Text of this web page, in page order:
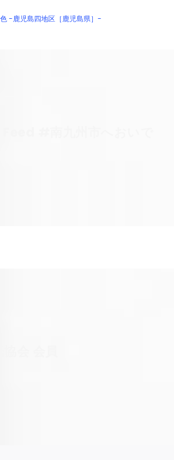
#南九州市へおいで
会 会員